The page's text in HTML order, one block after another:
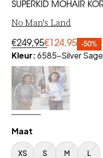
SUPERKID MOHAIR
No Man's Land
€249,95€124,95 -50%
Kleur:6585-Silver Sage
Maat
XS S M L